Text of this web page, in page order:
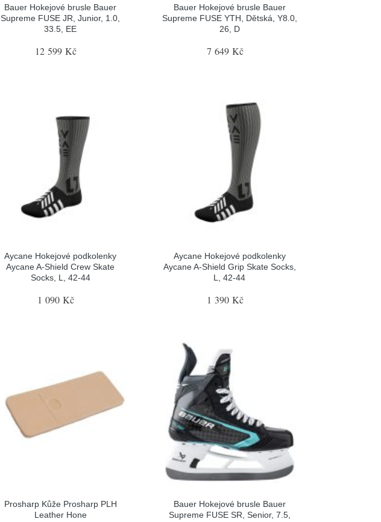
Bauer Hokejové brusle Bauer
Supreme FUSE JR, Junior, 1.0,
33.5, EE
12 599 Kč
Bauer Hokejové brusle Bauer
Supreme FUSE YTH, Dětská, Y8.0,
26, D
7 649 Kč
Aycane Hokejové podkolenky
Aycane A-Shield Crew Skate
Socks, L, 42-44
1 090 Kč
Aycane Hokejové podkolenky
Aycane A-Shield Grip Skate Socks,
L, 42-44
1 390 Kč
Prosharp Kůže Prosharp PLH
Leather Hone
Bauer Hokejové brusle Bauer
Supreme FUSE SR, Senior, 7.5,